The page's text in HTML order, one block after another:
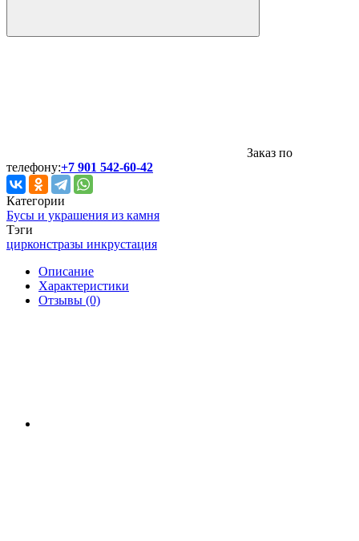
Заказ по
телефону:+7 901 542-60-42
Категории
Бусы и украшения из камня
Тэги
цирконстразы инкрустация
Описание
Характеристики
Отзывы (0)